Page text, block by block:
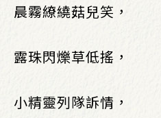
晨霧繚繞菇兒笑，
露珠閃爍草低搖，
小精靈列隊訴情，